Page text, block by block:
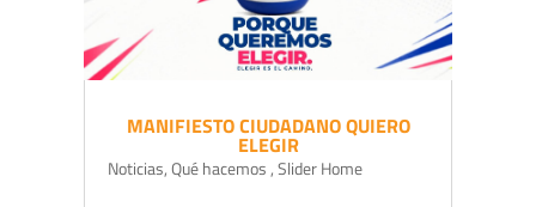
MANIFIESTO CIUDADANO QUIERO
ELEGIR
Noticias,Qué hacemos ,Slider Home